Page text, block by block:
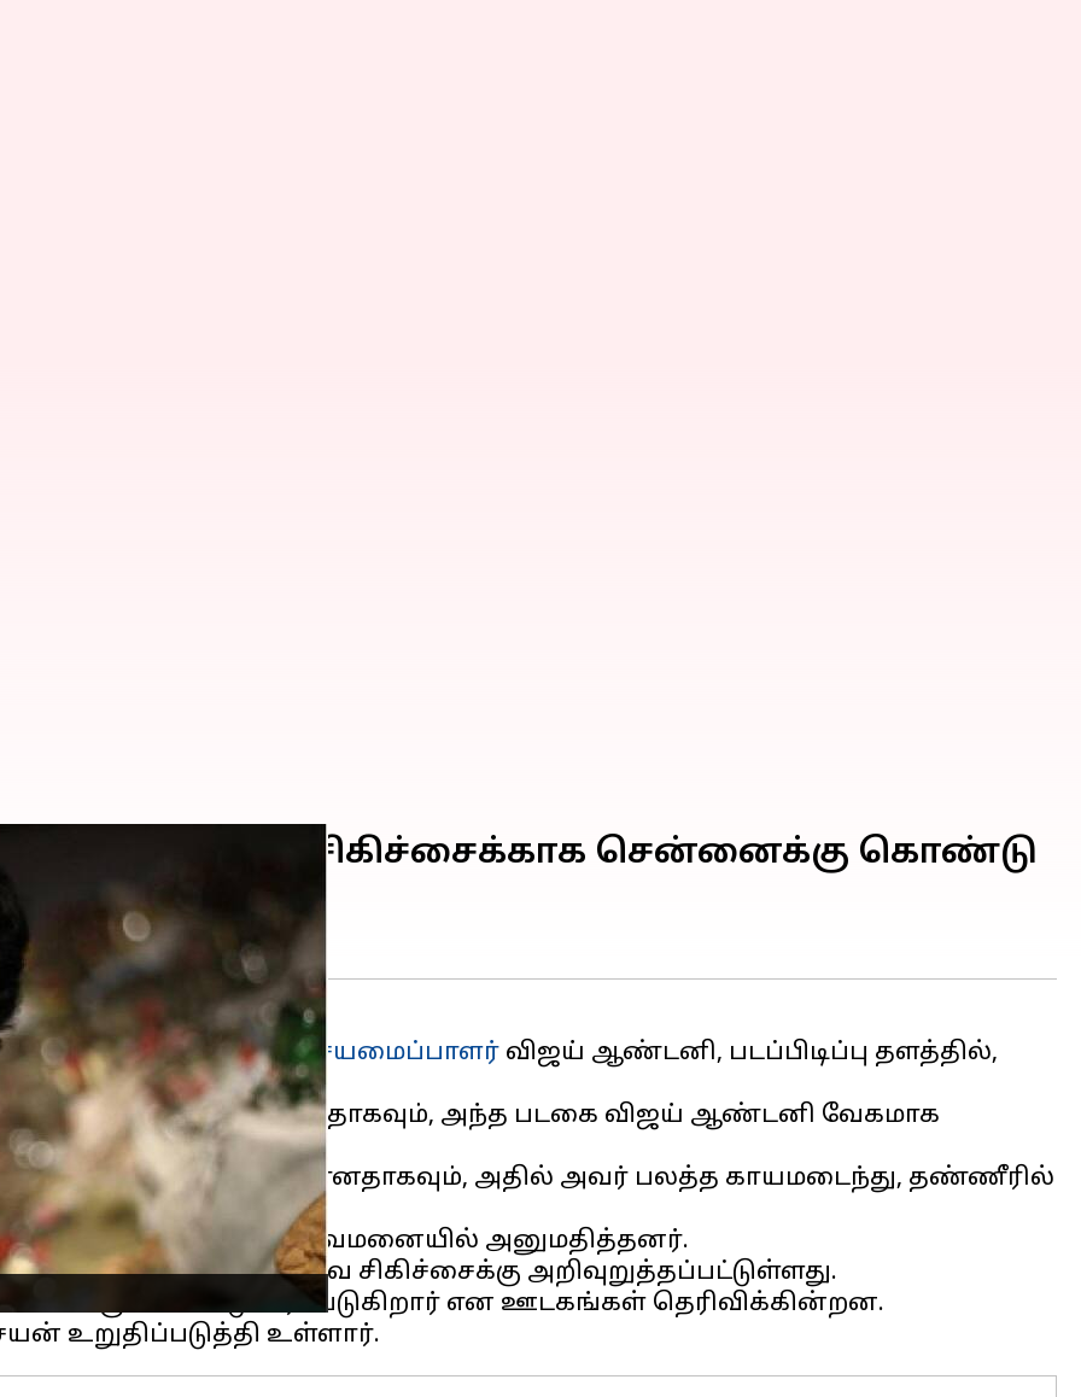
அறுவை சிகிச்சைக்காக சென்னைக்கு கொண்டு
சென்ற நடிகர்-இசையமைப்பாளர் விஜய் ஆண்டனி, படப்பிடிப்பு தளத்தில்,
படகு காட்சி எடுக்கப்பட்டதாகவும், அந்த படகை விஜய் ஆண்டனி வேகமாக
மோதி விபத்து உண்டானதாகவும், அதில் அவர் பலத்த காயமடைந்து, தண்ணீரில்
மீட்டு மலேசியா மருத்துவமனையில் அனுமதித்தனர்.
அறுவை சிகிச்சைக்கு அறிவுறுத்தப்பட்டுள்ளது.
கொண்டு வரப்படுகிறார் என ஊடகங்கள் தெரிவிக்கின்றன.